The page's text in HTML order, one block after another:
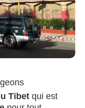
Tibet qui est